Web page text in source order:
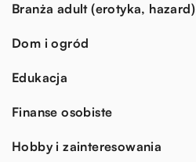
Branża adult (erotyka, hazard)
Dom i ogród
Edukacja
Finanse osobiste
Hobby i zainteresowania